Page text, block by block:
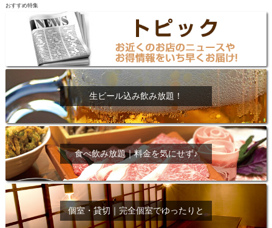
おすすめ特集
生ビール込み飲み放題！
食べ飲み放題｜料金を気にせず♪
個室・貸切｜完全個室でゆったりと